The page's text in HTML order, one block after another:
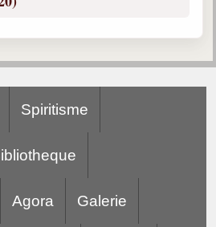
Spiritisme
Agora Galerie